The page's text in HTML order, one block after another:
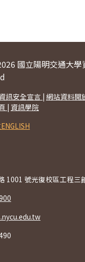
國立陽明交通大學
訊安全宣言 | 網站資料開
| 資訊學院
ENGLISH
1001 號光復校區工程三